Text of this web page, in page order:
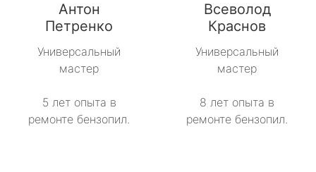
Антон
Петренко
Универсальный
мастер
5 лет опыта в
ремонте бензопил.
Всеволод
Краснов
Универсальный
мастер
8 лет опыта в
ремонте бензопил.